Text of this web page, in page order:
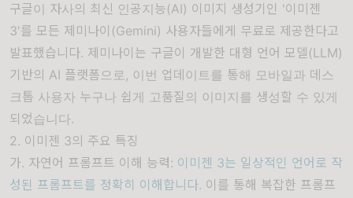
구글이 자사의 최신 인공지능(AI) 이미지 생성기인 '이미젠
3'를 모든 제미나이(Gemini) 사용자들에게 무료로 제공한다고
발표했습니다. 제미나이는 구글이 개발한 대형 언어 모델(LLM)
기반의 AI 플랫폼으로, 이번 업데이트를 통해 모바일과 데스
크톱 사용자 누구나 쉽게 고품질의 이미지를 생성할 수 있게
되었습니다.
2. 이미젠 3의 주요 특징
가. 자연어 프롬프트 이해 능력: 이미젠 3는 일상적인 언어로 작
성된 프롬프트를 정확히 이해합니다. 이를 통해 복잡한 프롬프